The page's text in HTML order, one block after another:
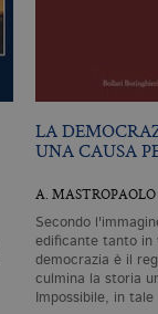
LA
UNA CAUSA
A. MASTROPAOLO
Secondo
edificante tanto in
democrazia è il
culmina la storia
Impossibile, in tale